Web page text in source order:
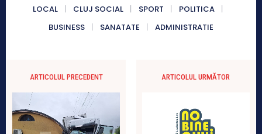
LOCAL CLUJ SOCIAL SPORT
POLITICA
BUSINESS
SANATATE ADMINISTRATIE
ARTICOLUL PRECEDENT ARTICOLUL URMĂTOR